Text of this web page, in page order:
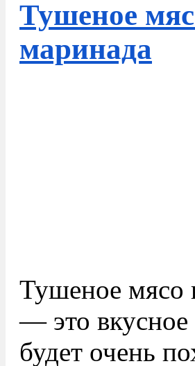
Тушеное
маринада
Тушеное мясо
— это вкусное
будет очень